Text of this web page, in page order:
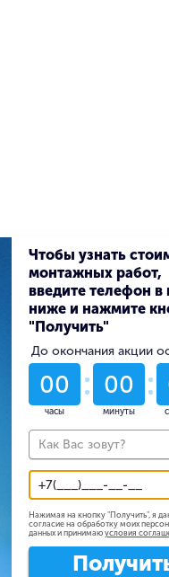
Чтобы узнать
монтажных работ,
введите телефон в
ниже и нажмите
"Получить"
До окончания акции
54
дни
15
часы
Нажимая на кнопку "Получить", я
согласие на обработку моих
данных и принимаю условия